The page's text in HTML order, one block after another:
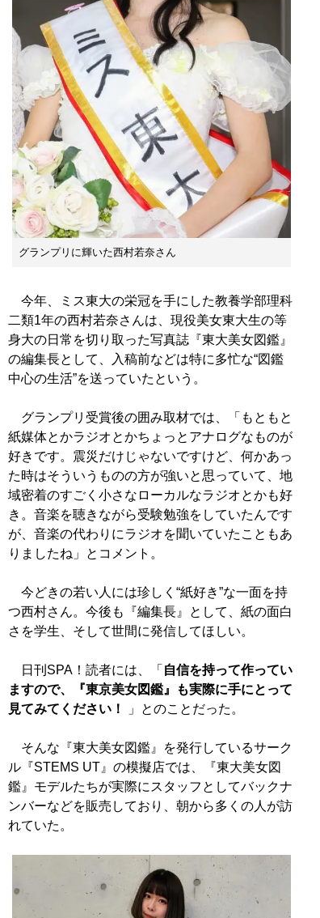
グランプリに輝いた西村若奈さん
今年、ミス東大の栄冠を手にした教養学部理科
二類1年の西村若奈さんは、現役美女東大生の等
身大の日常を切り取った写真誌『東大美女図鑑』
の編集長として、入稿前などは特に多忙な“図鑑
中心の生活”を送っていたという。
グランプリ受賞後の囲み取材では、「もともと
紙媒体とかラジオとかちょっとアナログなものが
好きです。震災だけじゃないですけど、何かあっ
た時はそういうものの方が強いと思っていて、地
域密着のすごく小さなローカルなラジオとかも好
き。音楽を聴きながら受験勉強をしていたんです
が、音楽の代わりにラジオを聞いていたこともあ
りましたね」とコメント。
今どきの若い人には珍しく“紙好き”な一面を持
つ西村さん。今後も『編集長』として、紙の面白
さを学生、そして世間に発信してほしい。
日刊SPA！読者には、「 自信を持って作ってい
ますので、『東京美女図鑑』も実際に手にとって
見てみてください！
」とのことだった。
そんな『東大美女図鑑』を発行しているサーク
ル『STEMS UT』の模擬店では、『東大美女図
鑑』モデルたちが実際にスタッフとしてバックナ
ンバーなどを販売しており、朝から多くの人が訪
れていた。